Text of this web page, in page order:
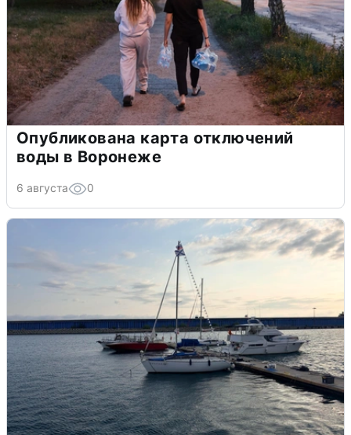
Опубликована карта отключений
воды в Воронеже
6 августа 0